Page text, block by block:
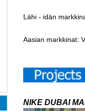
Lähi - idän
Aasian markkinat:
NIKE DUBAI